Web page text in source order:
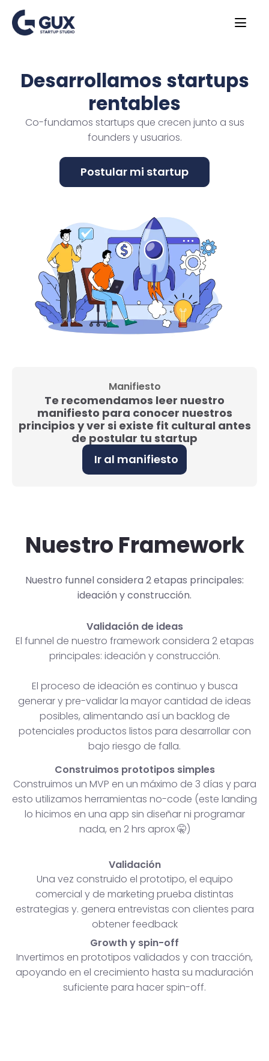
Desarrollamos startups
rentables
Co-fundamos startups que crecen junto a sus
founders y usuarios.
Manifiesto
Te recomendamos leer nuestro
manifiesto para conocer nuestros
principios y ver si existe fit cultural antes
de postular tu startup
Ir al manifiesto
Nuestro Framework
Nuestro funnel considera 2 etapas principales:
ideación y construcción.
Validación de ideas
El funnel de nuestro framework considera 2 etapas
principales: ideación y construcción.
El proceso de ideación es continuo y busca
generar y pre-validar la mayor cantidad de ideas
posibles, alimentando así un backlog de
potenciales productos listos para desarrollar con
bajo riesgo de falla.
Construimos prototipos simples
Construimos un MVP en un máximo de 3 días y para
esto utilizamos herramientas no-code (este landing
lo hicimos en una app sin diseñar ni programar
nada, en 2 hrs aprox 🤫)
Validación
Una vez construido el prototipo, el equipo
comercial y de marketing prueba distintas
estrategias y. genera entrevistas con clientes para
obtener feedback
Growth y spin-off
Invertimos en prototipos validados y con tracción,
apoyando en el crecimiento hasta su maduración
suficiente para hacer spin-off.